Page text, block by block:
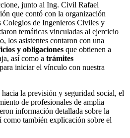
junto al Ing. Civil Rafael
que contó con la organización
Colegios de Ingenieros Civiles y
temáticas vinculadas al ejercicio
los asistentes contaron con una
y obligaciones que obtienen a
así como a trámites
iniciar el vínculo con nuestra
la previsión y seguridad social, el
de profesionales de amplia
información detallada sobre la
también explicación sobre el